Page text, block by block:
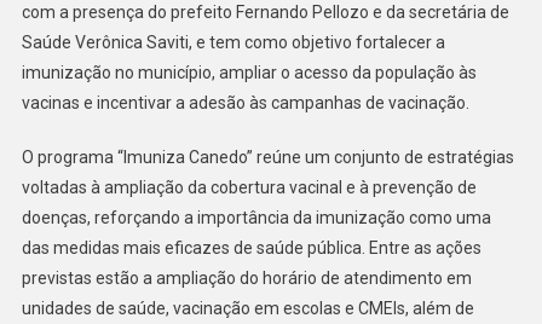
Senador
Canedo
com a presença do prefeito Fernando Pellozo e da secretária de
Saúde Verônica Saviti, e tem como objetivo fortalecer a
imunização no município, ampliar o acesso da população às
vacinas e incentivar a adesão às campanhas de vacinação.
O programa “Imuniza Canedo” reúne um conjunto de estratégias
voltadas à ampliação da cobertura vacinal e à prevenção de
doenças, reforçando a importância da imunização como uma
das medidas mais eficazes de saúde pública. Entre as ações
previstas estão a ampliação do horário de atendimento em
unidades de saúde, vacinação em escolas e CMEIs, além de